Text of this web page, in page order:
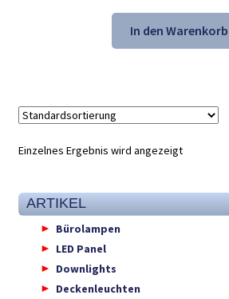
Preis
war:
399,99 €
ist:
In den Warenkorb
Einzelnes Ergebnis wird angezeigt
ARTIKEL
Bürolampen
LED Panel
Downlights
Deckenleuchten